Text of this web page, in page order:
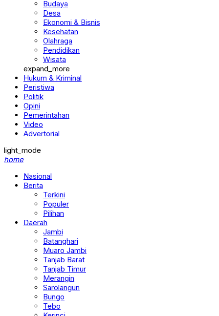
Budaya
Desa
Ekonomi & Bisnis
Kesehatan
Olahraga
Pendidikan
Wisata
expand_more
Hukum & Kriminal
Peristiwa
Politik
Opini
Pemerintahan
Video
Advertorial
light_mode
home
Nasional
Berita
Terkini
Populer
Pilihan
Daerah
Jambi
Batanghari
Muaro Jambi
Tanjab Barat
Tanjab Timur
Merangin
Sarolangun
Bungo
Tebo